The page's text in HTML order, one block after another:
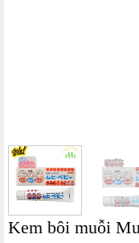
Kem bôi muỗi